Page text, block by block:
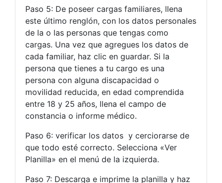
Paso 5: De poseer cargas familiares, llena
este último renglón, con los datos personales
de la o las personas que tengas como
cargas. Una vez que agregues los datos de
cada familiar, haz clic en guardar. Si la
persona que tienes a tu cargo es una
persona con alguna discapacidad o
movilidad reducida, en edad comprendida
entre 18 y 25 años, llena el campo de
constancia o informe médico.
Paso 6: verificar los datos y cerciorarse de
que todo esté correcto. Selecciona «Ver
Planilla» en el menú de la izquierda.
Paso 7: Descarga e imprime la planilla y haz